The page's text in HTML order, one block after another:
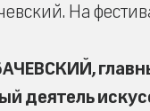
На
деятель